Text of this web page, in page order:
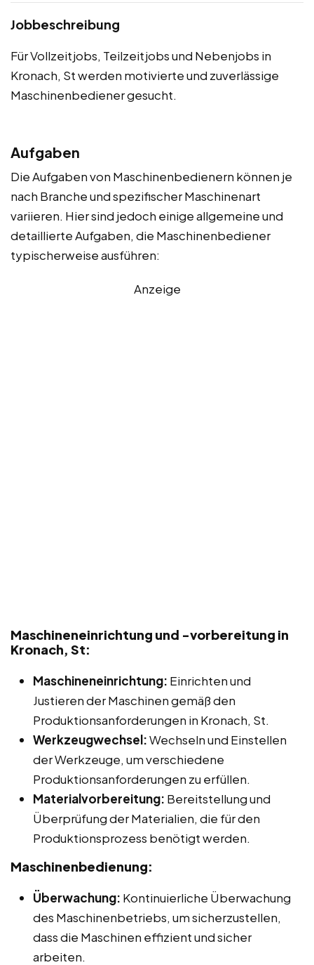
Jobbeschreibung
Für Vollzeitjobs, Teilzeitjobs und Nebenjobs in
Kronach, St werden motivierte und zuverlässige
Maschinenbediener gesucht.
Aufgaben
Die Aufgaben von Maschinenbedienern können je
nach Branche und spezifischer Maschinenart
variieren. Hier sind jedoch einige allgemeine und
detaillierte Aufgaben, die Maschinenbediener
typischerweise ausführen:
Anzeige
Maschineneinrichtung und -vorbereitung in
Kronach, St:
Maschineneinrichtung: Einrichten und
Justieren der Maschinen gemäß den
Produktionsanforderungen in Kronach, St.
Werkzeugwechsel:Wechseln und Einstellen
der Werkzeuge, um verschiedene
Produktionsanforderungen zu erfüllen.
Materialvorbereitung: Bereitstellung und
Überprüfung der Materialien, die für den
Produktionsprozess benötigt werden.
Maschinenbedienung:
Überwachung: Kontinuierliche Überwachung
des Maschinenbetriebs, um sicherzustellen,
dass die Maschinen effizient und sicher
arbeiten.